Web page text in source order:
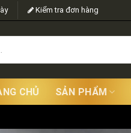
Kiểm tra đơn hàng
CHỦ SẢN PHẨM